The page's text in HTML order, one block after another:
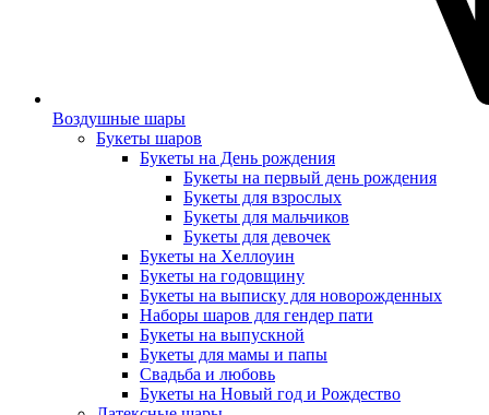
Воздушные шары
Букеты шаров
Букеты на День рождения
Букеты на первый день рождения
Букеты для взрослых
Букеты для мальчиков
Букеты для девочек
Букеты на Хеллоуин
Букеты на годовщину
Букеты на выписку для новорожденных
Наборы шаров для гендер пати
Букеты на выпускной
Букеты для мамы и папы
Свадьба и любовь
Букеты на Новый год и Рождество